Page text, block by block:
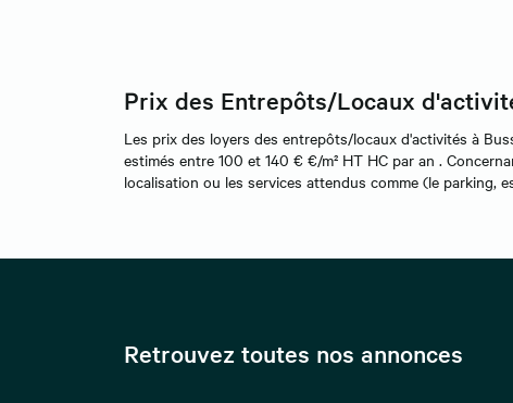
Prix des Entrepôts/Locaux
Les prix des loyers des entrepôts/locaux d'activités à
estimés entre 100 et 140 € €/m² HT HC par an .
localisation ou les services attendus comme (le parking,
Retrouvez toutes nos annonces